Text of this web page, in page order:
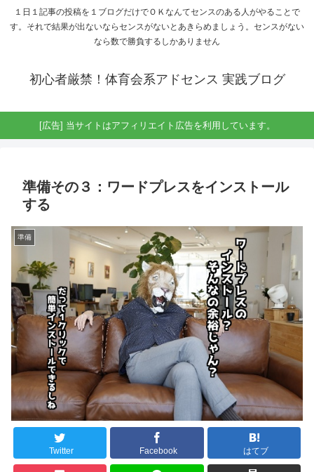
１日１記事の投稿を１ブログだけでＯＫなんてセンスのある人がやることで
す。それで結果が出ないならセンスがないとあきらめましょう。センスがない
なら数で勝負するしかありません
初心者厳禁！体育会系アドセンス 実践ブログ
[広告] 当サイトはアフィリエイト広告を利用しています。
準備その３：ワードプレスをインストール
する
準備
Twitter Facebook はてブ